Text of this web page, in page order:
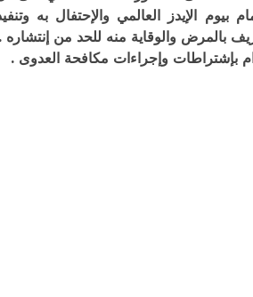
بيوم الإيدز العالمي والإحتفال به وتنفيذ
بالمرض والوقاية منه للحد من إنتشاره .
بإشتراطات وإجراءات مكافحة العدوى .